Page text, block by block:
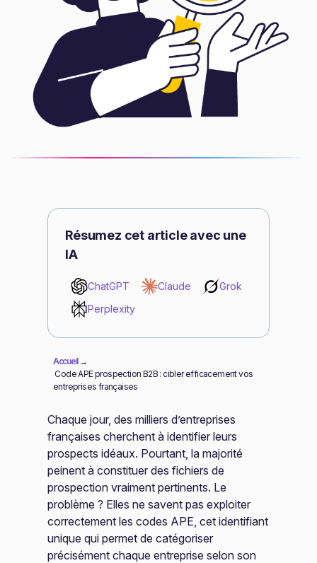
Résumez cet article avec une
IA
ChatGPT Claude
Grok
Perplexity
Accueil→
Code APE prospection B2B : cibler efficacement vos
entreprises françaises
Chaque jour, des milliers d’entreprises
françaises cherchent à identifier leurs
prospects idéaux. Pourtant, la majorité
peinent à constituer des fichiers de
prospection vraiment pertinents. Le
problème ? Elles ne savent pas exploiter
correctement les codes APE, cet identifiant
unique qui permet de catégoriser
précisément chaque entreprise selon son